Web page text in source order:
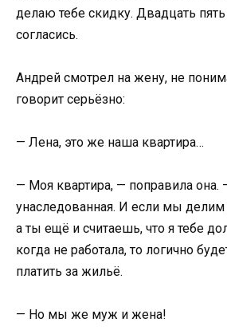
делаю тебе скидку. Двадцать
согласись.
Андрей смотрел на жену, не
говорит серьёзно:
— Лена, это же наша квартира…
— Моя квартира, — поправила
унаследованная. И если мы
а ты ещё и считаешь, что я тебе
когда не работала, то логично
платить за жильё.
— Но мы же муж и жена!